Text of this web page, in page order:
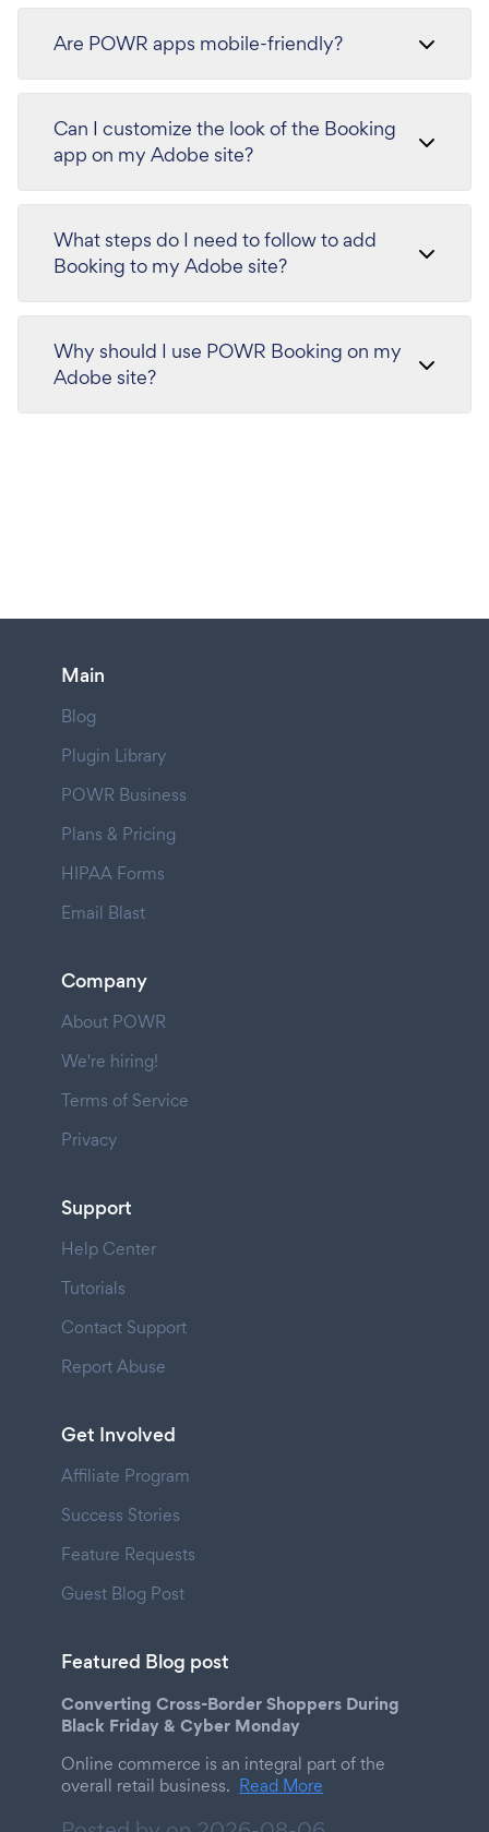
Are POWR apps mobile-friendly?
Can I customize the look of the Booking
app on my Adobe site?
What steps do I need to follow to add
Booking to my Adobe site?
Why should I use POWR Booking on my
Adobe site?
Main
Blog
Plugin Library
POWR Business
Plans & Pricing
HIPAA Forms
Email Blast
Company
About POWR
We're hiring!
Terms of Service
Privacy
Support
Help Center
Tutorials
Contact Support
Report Abuse
Get Involved
Affiliate Program
Success Stories
Feature Requests
Guest Blog Post
Featured Blog post
Converting Cross-Border Shoppers During
Black Friday & Cyber Monday
Online commerce is an integral part of the
overall retail business. Read More